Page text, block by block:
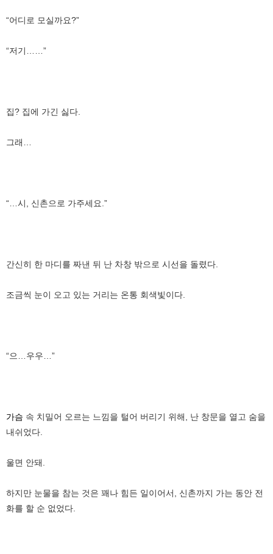
“어디로 모실까요?”
“저기……”
집? 집에 가긴 싫다.
그래…
“…시, 신촌으로 가주세요.”
간신히 한 마디를 짜낸 뒤 난 차창 밖으로 시선을 돌렸다.
조금씩 눈이 오고 있는 거리는 온통 회색빛이다.
“으…우우…”
가슴 속 치밀어 오르는 느낌을 털어 버리기 위해, 난 창문을 열고 숨을
내쉬었다.
울면 안돼.
하지만 눈물을 참는 것은 꽤나 힘든 일이어서, 신촌까지 가는 동안 전
화를 할 순 없었다.